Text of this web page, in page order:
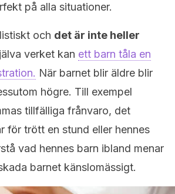
på alla situationer.
och det är inte heller
verket kan ett barn tåla en
När barnet blir äldre blir
högre. Till exempel
tillfälliga frånvaro, det
för trött en stund eller hennes
vad hennes barn ibland menar
barnet känslomässigt.